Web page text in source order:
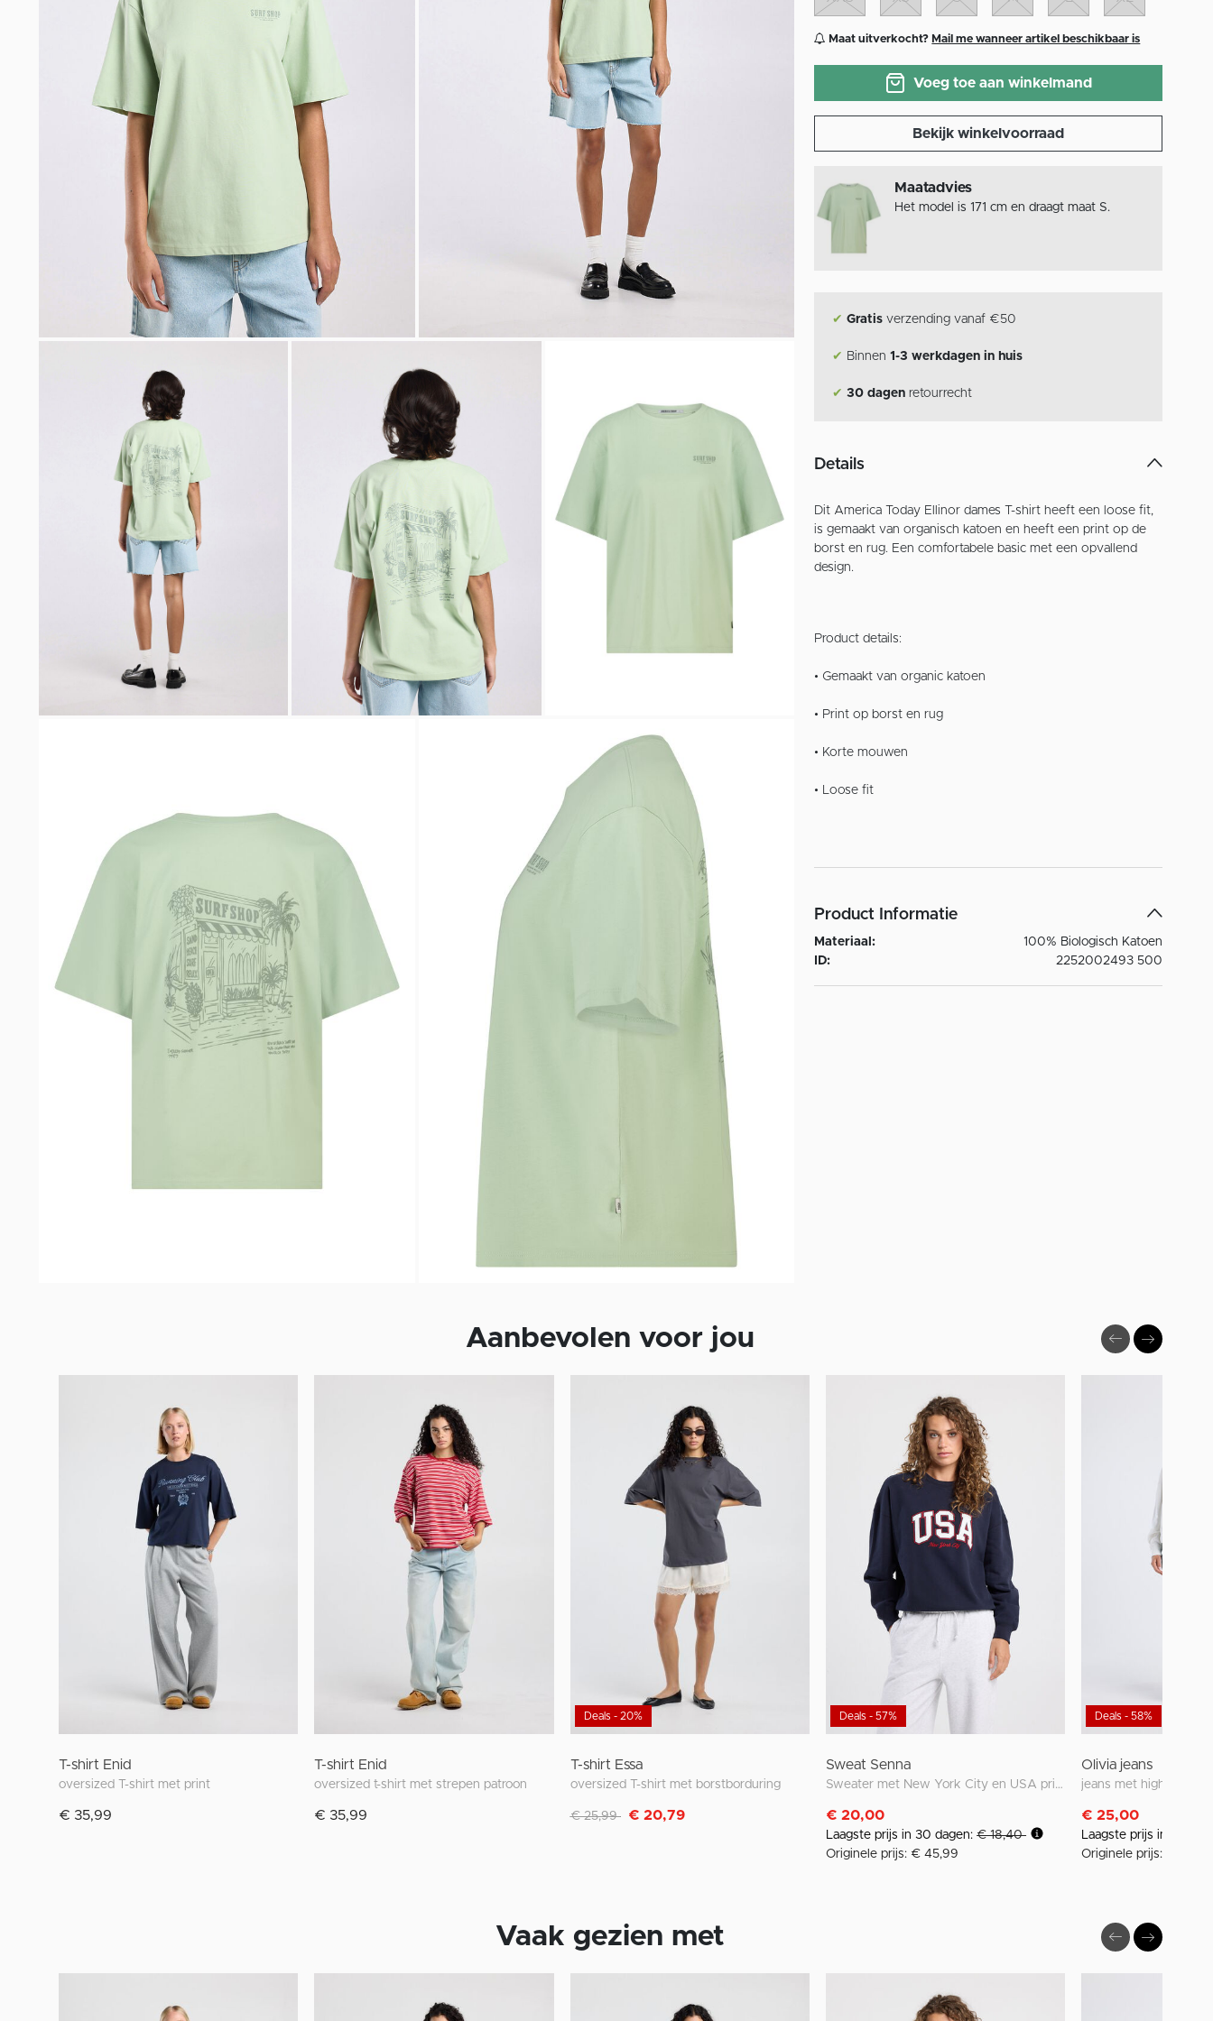
Maat uitverkocht? Mail me wanneer artikel beschikbaar is
Voeg toe aan winkelmand
Bekijk winkelvoorraad
Maatadvies
Het model is 171 cm en draagt maat S.
✔ Gratis verzending vanaf €50
✔ Binnen1-3 werkdagen in huis
✔ 30 dagen retourrecht
Details
Dit America Today Ellinor dames T-shirt heeft een loose fit,
is gemaakt van organisch katoen en heeft een print op de
borst en rug. Een comfortabele basic met een opvallend
design.
Product details:
• Gemaakt van organic katoen
• Print op borst en rug
• Korte mouwen
• Loose fit
Product Informatie
Materiaal:
100% Biologisch Katoen
ID:
2252002493 500
Aanbevolen voor jou
T-shirt Enid
oversized T-shirt met print
€ 35,99
T-shirt Enid
oversized t-shirt met strepen patroon
€ 35,99
Deals - 20%
T-shirt Essa
oversized T-shirt met borstborduring
Afgeprijsd van
€ 25,99 naar
€ 20,79
Deals - 57%
Sweat Senna
Sweater met New York City en USA print
€ 20,00
Laagste prijs in 30 dagen:€ 18,40
Originele prijs: € 45,99
Deals - 58%
Olivia jeans
jeans met high waist
€ 25,00
Laagste prijs in 30
Originele prijs: €
Vaak gezien met